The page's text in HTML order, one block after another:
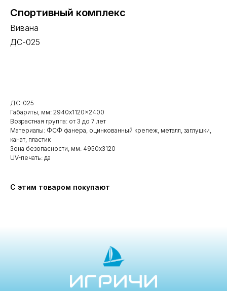
Спортивный комплекс
Вивана
ДС-025
ДС-025
Габариты, мм: 2940x1120x2400
Возрастная группа: от 3 до 7 лет
Материалы: ФСФ фанера, оцинкованный крепеж, металл, заглушки,
канат, пластик
Зона безопасности, мм: 4950x3120
UV-печать: да
С этим товаром покупают